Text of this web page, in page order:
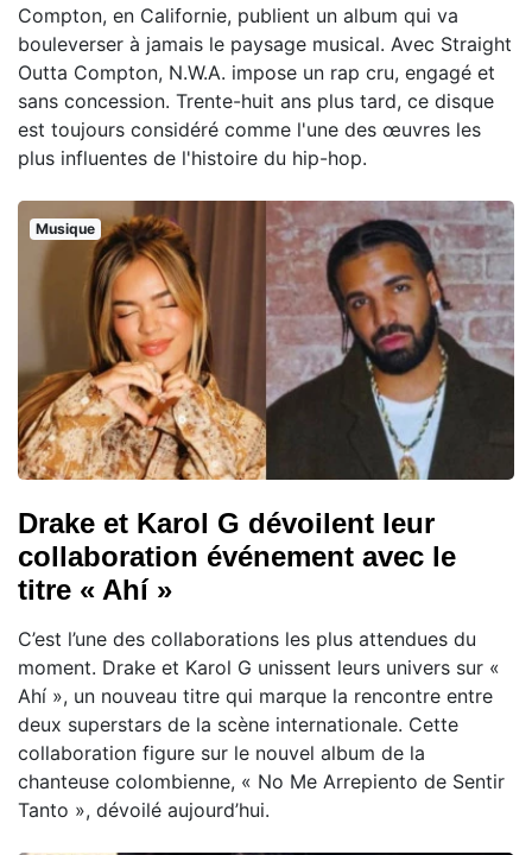
Compton, en Californie, publient un album qui va
bouleverser à jamais le paysage musical. Avec Straight
Outta Compton, N.W.A. impose un rap cru, engagé et
sans concession. Trente-huit ans plus tard, ce disque
est toujours considéré comme l'une des œuvres les
plus influentes de l'histoire du hip-hop.
Musique
Drake et Karol G dévoilent leur
collaboration événement avec le
titre « Ahí »
C’est l’une des collaborations les plus attendues du
moment. Drake et Karol G unissent leurs univers sur «
Ahí », un nouveau titre qui marque la rencontre entre
deux superstars de la scène internationale. Cette
collaboration figure sur le nouvel album de la
chanteuse colombienne, « No Me Arrepiento de Sentir
Tanto », dévoilé aujourd’hui.